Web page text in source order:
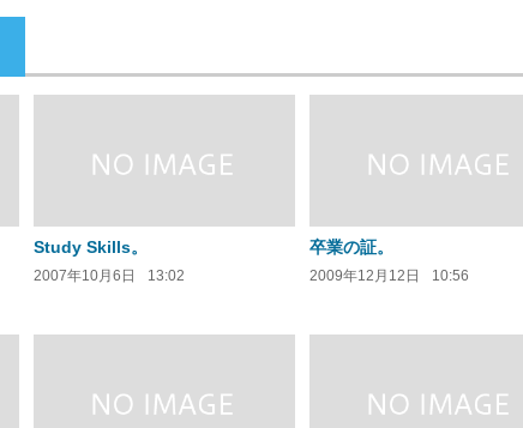
Study Skills。
2007年10月6日 13:02
卒業の証。
2009年12月12日 10:56